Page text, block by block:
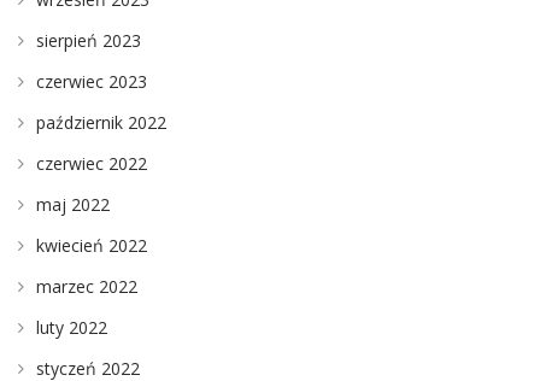
sierpień 2023
czerwiec 2023
październik 2022
czerwiec 2022
maj 2022
kwiecień 2022
marzec 2022
luty 2022
styczeń 2022